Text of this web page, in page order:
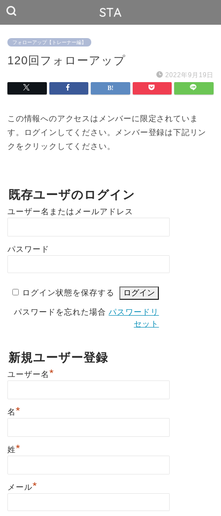
STA
フォローアップ【トレーナー編】
120回フォローアップ
2022年9月19日
この情報へのアクセスはメンバーに限定されていま
す。ログインしてください。メンバー登録は下記リン
クをクリックしてください。
既存ユーザのログイン
ユーザー名またはメールアドレス
パスワード
ログイン状態を保存する
パスワードを忘れた場合パスワードリ
セット
新規ユーザー登録
ユーザー名*
名*
姓*
メール*